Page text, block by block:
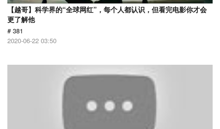
【越哥】科学界的“全球网红”，每个人都认识，但看完电影你才会
更了解他
# 381
2020-06-22 03:50